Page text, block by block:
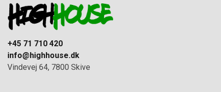
+45 71 710 420
info@highhouse.dk
Vindevej 64, 7800 Skive